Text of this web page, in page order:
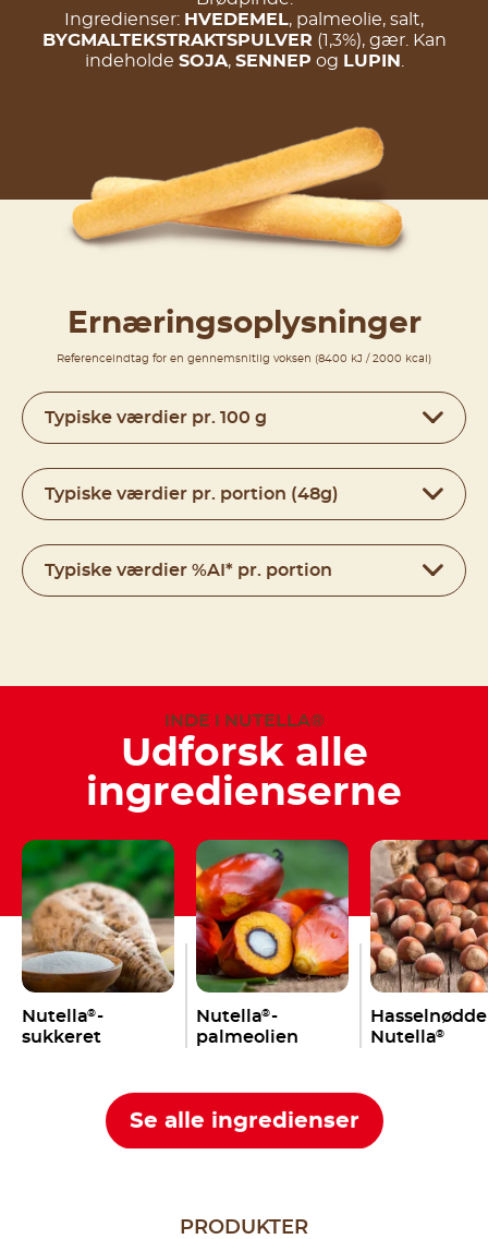
Ingredienser: HVEDEMEL, palmeolie, salt,
BYGMALTEKSTRAKTSPULVER (1,3%), gær. Kan
indeholde SOJA, SENNEP og LUPIN .
Ernæringsoplysninger
Referenceindtag for en gennemsnitlig voksen (8400 kJ / 2000 kcal)
Typiske værdier pr. 100 g
Typiske værdier pr. portion (48g)
Typiske værdier %AI* pr. portion
INDE I NUTELLA®
Udforsk alle
ingredienserne
Nutella®-
sukkeret
Nutella®-
palmeolien
Nutella®
Se alle ingredienser
PRODUKTER